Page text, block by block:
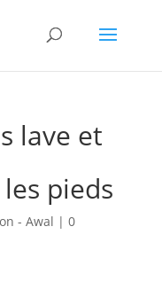
lave et
pieds
- Awal | 0